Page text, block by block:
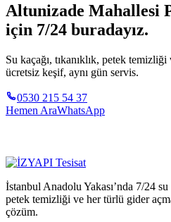
Altunizade Mahallesi
için 7/24 buradayız.
Su kaçağı, tıkanıklık, petek
ücretsiz keşif, aynı gün servis.
0530 215 54 37
Hemen AraWhatsApp
İstanbul Anadolu Yakası’nda 7/24 su
petek temizliği ve her türlü gider
çözüm.